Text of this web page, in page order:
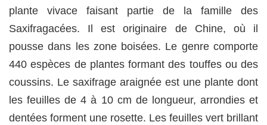
plante vivace faisant partie de la famille des
Saxifragacées. Il est originaire de Chine, où il
pousse dans les zone boisées. Le genre comporte
440 espèces de plantes formant des touffes ou des
coussins. Le saxifrage araignée est une plante dont
les feuilles de 4 à 10 cm de longueur, arrondies et
dentées forment une rosette. Les feuilles vert brillant